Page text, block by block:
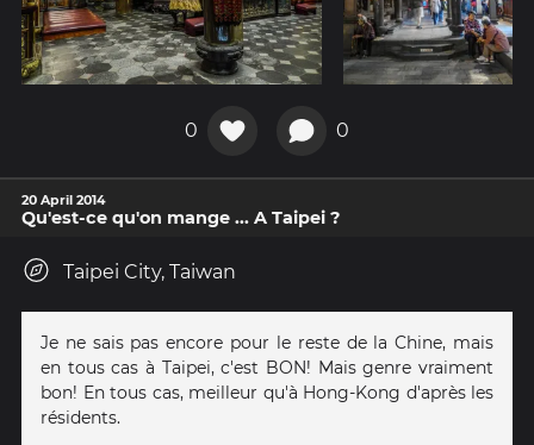
0 0
20 April 2014
Qu'est-ce qu'on mange ... A Taipei ?
Taipei City, Taiwan
Je ne sais pas encore pour le reste de la Chine, mais
en tous cas à Taipei, c'est BON! Mais genre vraiment
bon! En tous cas, meilleur qu'à Hong-Kong d'après les
résidents.